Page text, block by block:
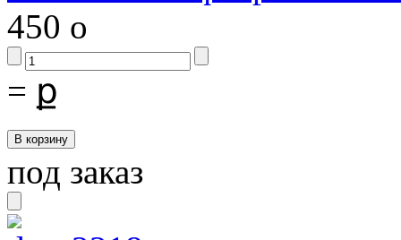
450 o
= ք
под заказ